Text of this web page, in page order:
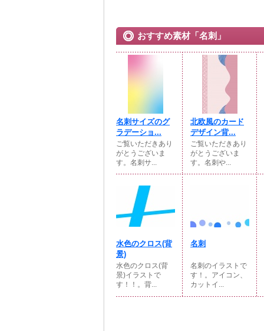
おすすめ素材「名刺」
名刺サイズのグ
ラデーショ...
ご覧いただきあり
がとうございま
す。名刺サ...
北欧風のカード
デザイン背...
ご覧いただきあり
がとうございま
す。名刺や...
水色のクロス(背
景)
水色のクロス(背
景)イラストで
す！！。背...
名刺
名刺のイラストで
す！。アイコン、
カットイ...